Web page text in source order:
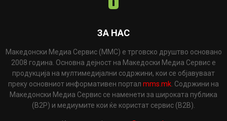
ЗА НАС
Македонски Медиа Сервис (ММС) е трговско друштво основано
2008 година. Основна дејност на Македоски Медиа Сервис е
продукција на мултимедијални содржини, кои се објавуваат
преку основниот информативен портал mms.mk . Содржини на
Македонски Медиа Сервис се наменети за широката публика
(B2P) и медиумите кои ќе користат сервис (B2B).